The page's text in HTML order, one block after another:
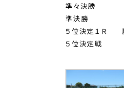
準々決勝
準決勝 麗
５位決定１
５位決定